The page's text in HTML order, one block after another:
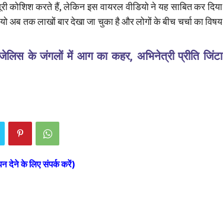
कोशिश करते हैं, लेकिन इस वायरल वीडियो ने यह साबित कर दिया
अब तक लाखों बार देखा जा चुका है और लोगों के बीच चर्चा का विषय
के जंगलों में आग का कहर, अभिनेत्री प्रीति जिंटा
देने के लिए संपर्क करें)